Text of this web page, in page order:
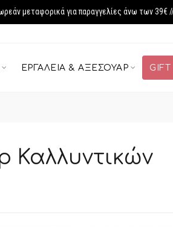
μεταφορικά για παραγγελίες άνω των 39€
ΕΡΓΑΛΕΊΑ & ΑΞΕΣΟΥΆΡ GIFT
Καλλυντικών